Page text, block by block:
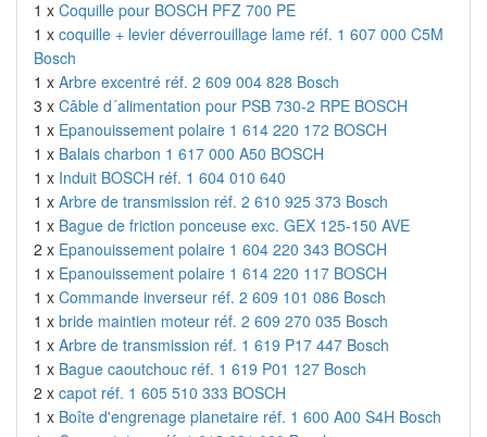
1 x Coquille pour BOSCH PFZ 700 PE
1 x coquille + levier déverrouillage lame réf. 1 607 000 C5M
Bosch
1 x Arbre excentré réf. 2 609 004 828 Bosch
3 x Câble d´alimentation pour PSB 730-2 RPE BOSCH
1 x Epanouissement polaire 1 614 220 172 BOSCH
1 x Balais charbon 1 617 000 A50 BOSCH
1 x Induit BOSCH réf. 1 604 010 640
1 x Arbre de transmission réf. 2 610 925 373 Bosch
1 x Bague de friction ponceuse exc. GEX 125-150 AVE
2 x Epanouissement polaire 1 604 220 343 BOSCH
1 x Epanouissement polaire 1 614 220 117 BOSCH
1 x Commande inverseur réf. 2 609 101 086 Bosch
1 x bride maintien moteur réf. 2 609 270 035 Bosch
1 x Arbre de transmission réf. 1 619 P17 447 Bosch
1 x Bague caoutchouc réf. 1 619 P01 127 Bosch
2 x capot réf. 1 605 510 333 BOSCH
1 x Boîte d'engrenage planetaire réf. 1 600 A00 S4H Bosch